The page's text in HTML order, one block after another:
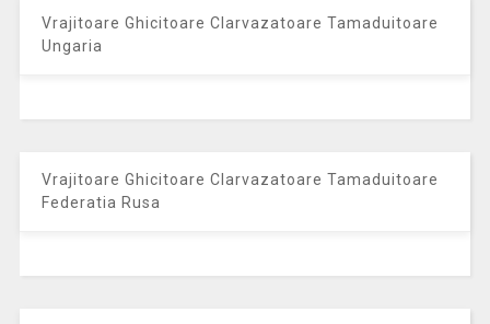
Vrajitoare Ghicitoare Clarvazatoare Tamaduitoare
Ungaria
Vrajitoare Ghicitoare Clarvazatoare Tamaduitoare
Federatia Rusa